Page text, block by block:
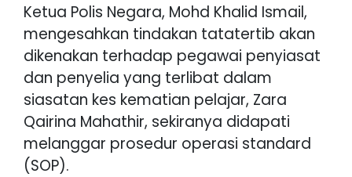
Ketua Polis Negara, Mohd Khalid Ismail,
mengesahkan tindakan tatatertib akan
dikenakan terhadap pegawai penyiasat
dan penyelia yang terlibat dalam
siasatan kes kematian pelajar, Zara
Qairina Mahathir, sekiranya didapati
melanggar prosedur operasi standard
(SOP).